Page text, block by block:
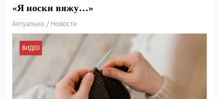
«Я носки вяжу…»
Актуально / Новости
ВИДЕО